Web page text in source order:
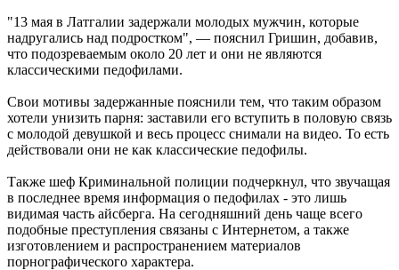
"13 мая в Латгалии задержали молодых мужчин, которые
надругались над подростком", — пояснил Гришин, добавив,
что подозреваемым около 20 лет и они не являются
классическими педофилами.
Свои мотивы задержанные пояснили тем, что таким образом
хотели унизить парня: заставили его вступить в половую связь
с молодой девушкой и весь процесс снимали на видео. То есть
действовали они не как классические педофилы.
Также шеф Криминальной полиции подчеркнул, что звучащая
в последнее время информация о педофилах - это лишь
видимая часть айсберга. На сегодняшний день чаще всего
подобные преступления связаны с Интернетом, а также
изготовлением и распространением материалов
порнографического характера.